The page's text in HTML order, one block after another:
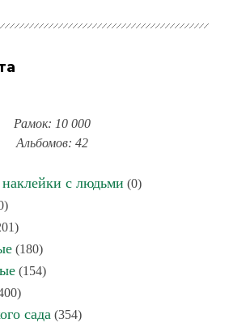
Рамок: 10 000
Альбомов: 42
с людьми (0)
(180)
(154)
сада (354)